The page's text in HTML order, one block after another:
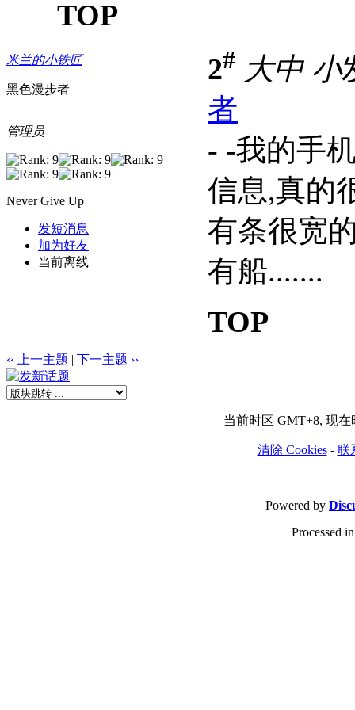
TOP
米兰的小铁匠
黑色漫步者
管理员
Never Give Up
发短消息
加为好友
当前离线
2# 大中 小
者
- -我的手
信息,真的
有条很宽
有船.......
TOP
‹‹ 上一主题 | 下一主题 ››
当前时区 GMT+8, 现在
清除 Cookies- 联
Powered by
Processed